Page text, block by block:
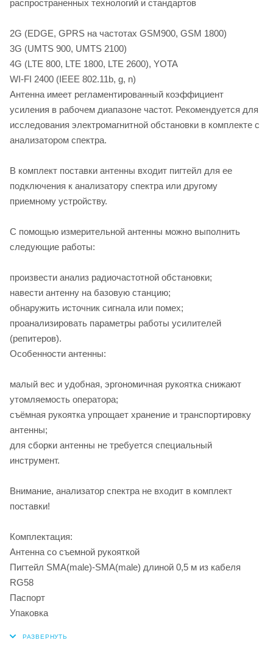
распространенных технологий и стандартов
2G (EDGE, GPRS на частотах GSM900, GSM 1800)
3G (UMTS 900, UMTS 2100)
4G (LTE 800, LTE 1800, LTE 2600), YOTA
WI-FI 2400 (IEEE 802.11b, g, n)
Антенна имеет регламентированный коэффициент
усиления в рабочем диапазоне частот. Рекомендуется для
исследования электромагнитной обстановки в комплекте с
анализатором спектра.
В комплект поставки антенны входит пигтейл для ее
подключения к анализатору спектра или другому
приемному устройству.
С помощью измерительной антенны можно выполнить
следующие работы:
произвести анализ радиочастотной обстановки;
навести антенну на базовую станцию;
обнаружить источник сигнала или помех;
проанализировать параметры работы усилителей
(репитеров).
Особенности антенны:
малый вес и удобная, эргономичная рукоятка снижают
утомляемость оператора;
съёмная рукоятка упрощает хранение и транспортировку
антенны;
для сборки антенны не требуется специальный
инструмент.
Внимание, анализатор спектра не входит в комплект
поставки!
Комплектация:
Антенна со съемной рукояткой
Пигтейл SMA(male)-SMA(male) длиной 0,5 м из кабеля
RG58
Паспорт
Упаковка